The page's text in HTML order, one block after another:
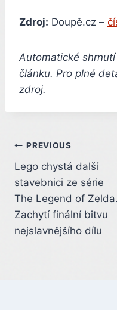
Zdroj: Doupě.cz –
Automatické
článku. Pro plné
zdroj.
Post
navigation
PREVIOUS
Lego chystá další
stavebnici ze série
The Legend of Zelda.
Zachytí finální bitvu
nejslavnějšího dílu